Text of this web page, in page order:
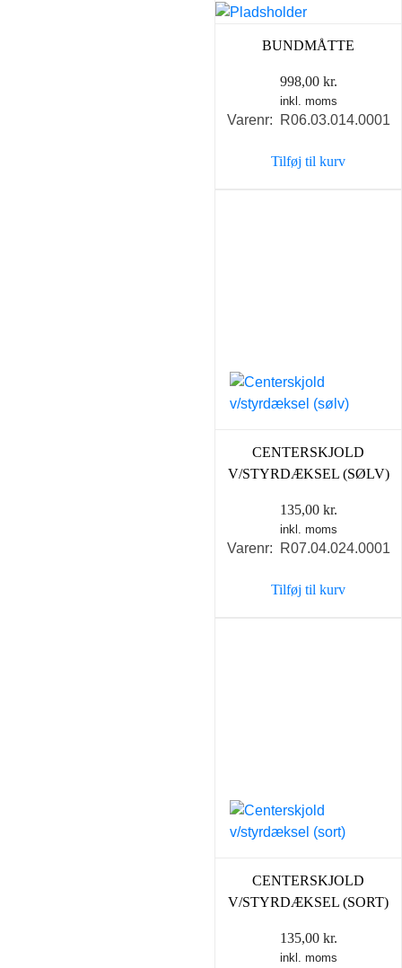
BUNDMÅTTE
998,00 kr.
inkl. moms
Varenr: R06.03.014.0001
Tilføj til kurv
CENTERSKJOLD
V/STYRDÆKSEL (SØLV)
135,00 kr.
inkl. moms
Varenr: R07.04.024.0001
Tilføj til kurv
CENTERSKJOLD
V/STYRDÆKSEL (SORT)
135,00 kr.
inkl. moms